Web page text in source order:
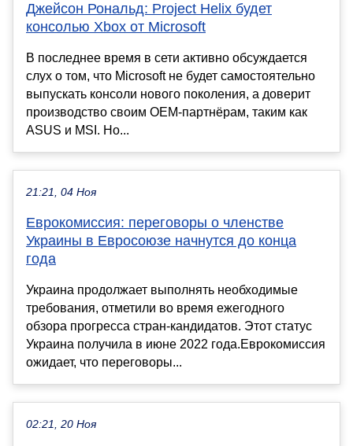
Джейсон Рональд: Project Helix будет
консолью Xbox от Microsoft
В последнее время в сети активно обсуждается
слух о том, что Microsoft не будет самостоятельно
выпускать консоли нового поколения, а доверит
производство своим OEM-партнёрам, таким как
ASUS и MSI. Но...
21:21, 04 Ноя
Еврокомиссия: переговоры о членстве
Украины в Евросоюзе начнутся до конца
года
Украина продолжает выполнять необходимые
требования, отметили во время ежегодного
обзора прогресса стран-кандидатов. Этот статус
Украина получила в июне 2022 года.Еврокомиссия
ожидает, что переговоры...
02:21, 20 Ноя